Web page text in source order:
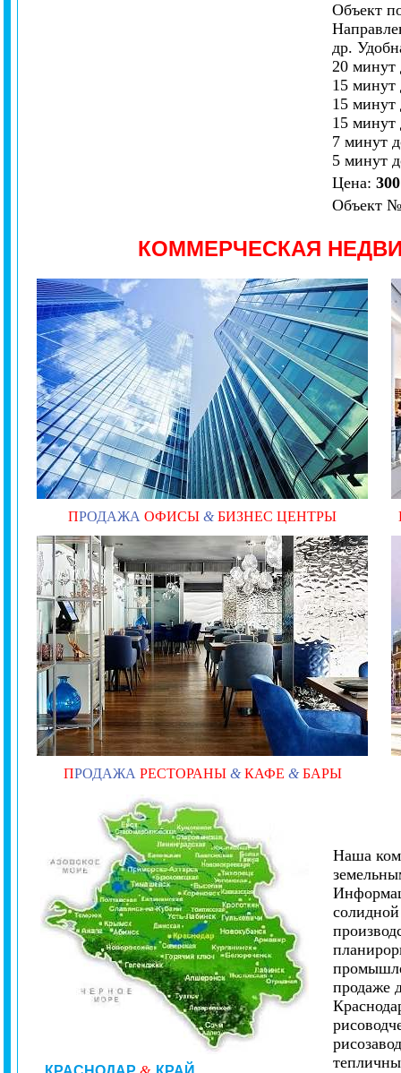
Объект
др.
20 минут
15 минут
15 минут
15 минут
7 минут
5 минут
Цена:
Объект №
КОММЕРЧЕСКАЯ
ПРОДАЖА ОФИСЫ & БИЗНЕС ЦЕНТРЫ
ПРОДАЖА РЕСТОРАНЫ &КАФЕ &БАРЫ
Наша
продаже